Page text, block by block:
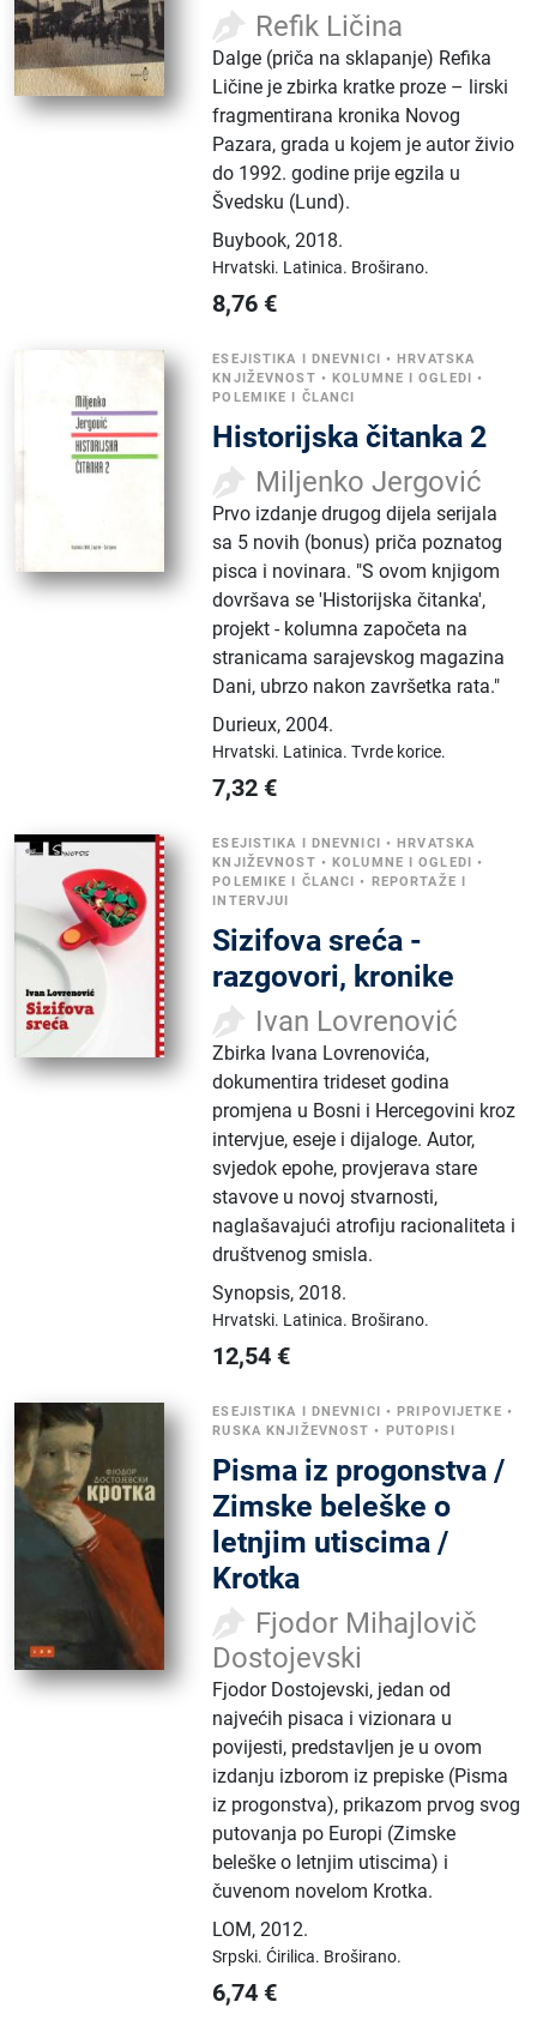
Refik Ličina
Dalge (priča na sklapanje) Refika
Ličine je zbirka kratke proze – lirski
fragmentirana kronika Novog
Pazara, grada u kojem je autor živio
do 1992. godine prije egzila u
Švedsku (Lund).
Buybook,2018.
Hrvatski. Latinica. Broširano.
8,76 €
ESEJISTIKA I DNEVNICI •HRVATSKA
KNJIŽEVNOST •KOLUMNE I OGLEDI •
POLEMIKE I ČLANCI
Historijska čitanka 2
Miljenko Jergović
Prvo izdanje drugog dijela serijala
sa 5 novih (bonus) priča poznatog
pisca i novinara. "S ovom knjigom
dovršava se 'Historijska čitanka',
projekt - kolumna započeta na
stranicama sarajevskog magazina
Dani, ubrzo nakon završetka rata."
Durieux,2004.
Hrvatski. Latinica.Tvrde korice.
7,32 €
ESEJISTIKA I DNEVNICI •HRVATSKA
KNJIŽEVNOST •KOLUMNE I OGLEDI •
POLEMIKE I ČLANCI • REPORTAŽE I
INTERVJUI
Sizifova sreća -
razgovori, kronike
Ivan Lovrenović
Zbirka Ivana Lovrenovića,
dokumentira trideset godina
promjena u Bosni i Hercegovini kroz
intervjue, eseje i dijaloge. Autor,
svjedok epohe, provjerava stare
stavove u novoj stvarnosti,
naglašavajući atrofiju racionaliteta i
društvenog smisla.
Synopsis,2018.
Hrvatski. Latinica. Broširano.
12,54 €
ESEJISTIKA I DNEVNICI •PRIPOVIJETKE •
RUSKA KNJIŽEVNOST • PUTOPISI
Pisma iz progonstva /
Zimske beleške o
letnjim utiscima /
Krotka
Fjodor Mihajlovič
Dostojevski
Fjodor Dostojevski, jedan od
najvećih pisaca i vizionara u
povijesti, predstavljen je u ovom
izdanju izborom iz prepiske (Pisma
iz progonstva), prikazom prvog svog
putovanja po Europi (Zimske
beleške o letnjim utiscima) i
čuvenom novelom Krotka.
LOM,2012.
Srpski.Ćirilica. Broširano.
6,74 €